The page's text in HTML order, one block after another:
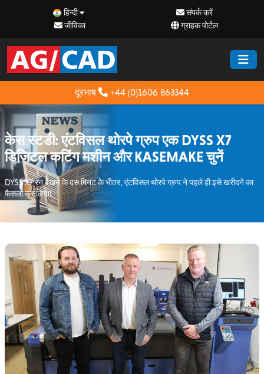
हिन्दी
संपर्क करें
जीविका
ग्राहक पोर्टल
दूरभाष +44 (0)1606 863344
केस स्टडी: एंटविसल थोरपे ग्रुप एक DYSS X7
डिजिटल कटिंग मशीन और KASEMAKE चुनें
DYSS X7 रन देखने के दस मिनट के भीतर, एंटविसल थोरपे ग्रुप ने पहले ही इसे खरीदने का
फैसला कर लिया!